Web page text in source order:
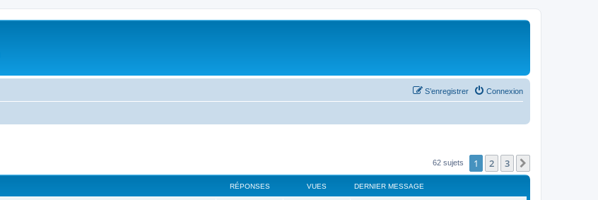
Connexion
S’enregistrer
62 sujets 1 2 3
RÉPONSES VUES DERNIER MESSAGE